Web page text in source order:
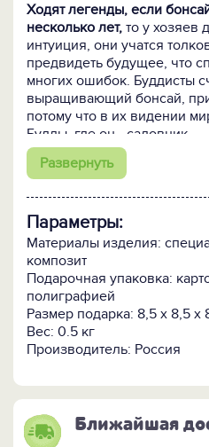
Ходят легенды, если
несколько лет, то у хозяев
интуиция, они учатся
предвидеть будущее, что
многих ошибок. Буддисты
выращивающий бонсай,
потому что в их видении
Будды, где он - садовник.
Набор для выращивания
подарочную коробку
дизайнерское кашпо
современных интерьерных
изготовленное из
материалов, внешне
Внутри кашпо всё
- специальный грунт;
- подробная инструкция.
ПОСМОТРИТЕ все наборы
Развернуть
Параметры:
Материалы изделия:
композит
Подарочная упаковка:
полиграфией
Размер подарка: 8,5 х 8,5 х
Вес: 0.5 кг
Производитель: Россия
Ближайшая